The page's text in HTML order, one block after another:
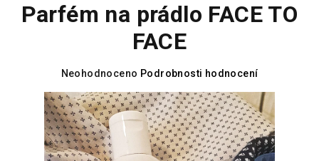
Parfém na prádlo FACE TO
FACE
Průměrné
produktu
je
0,0
z
5
Neohodnoceno Podrobnosti hodnocení